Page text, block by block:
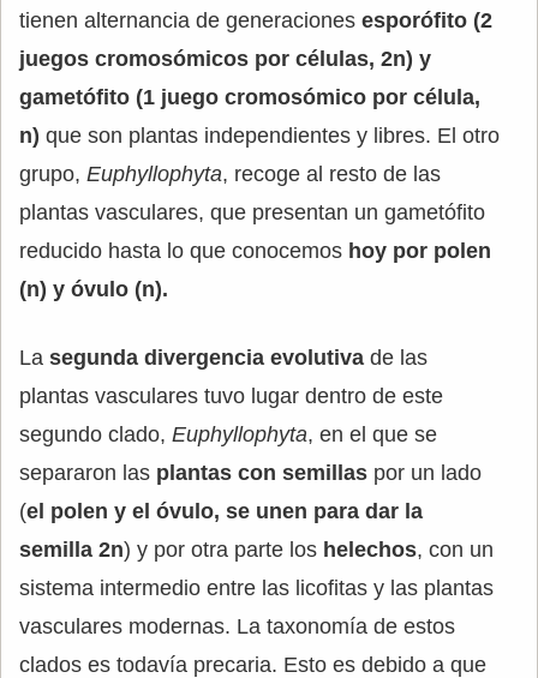
tienen alternancia de generaciones esporófito (2
juegos cromosómicos por células, 2n) y
gametófito (1 juego cromosómico por célula,
n) que son plantas independientes y libres. El otro
grupo, Euphyllophyta, recoge al resto de las
plantas vasculares, que presentan un gametófito
reducido hasta lo que conocemos hoy por polen
(n) y óvulo (n).
La segunda divergencia evolutiva de las
plantas vasculares tuvo lugar dentro de este
segundo clado, Euphyllophyta, en el que se
separaron las plantas con semillas por un lado
(el polen y el óvulo, se unen para dar la
semilla 2n) y por otra parte los helechos, con un
sistema intermedio entre las licofitas y las plantas
vasculares modernas. La taxonomía de estos
clados es todavía precaria. Esto es debido a que